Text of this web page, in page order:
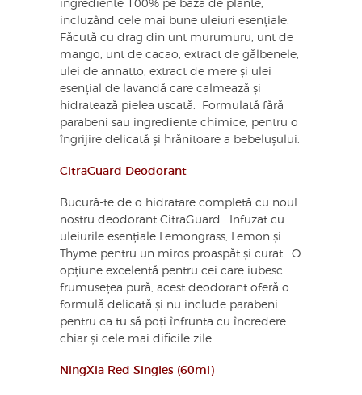
ingrediente 100% pe bază de plante,
incluzând cele mai bune uleiuri esențiale.
Făcută cu drag din unt murumuru, unt de
mango, unt de cacao, extract de gălbenele,
ulei de annatto, extract de mere și ulei
esențial de lavandă care calmează și
hidratează pielea uscată. Formulată fără
parabeni sau ingrediente chimice, pentru o
îngrijire delicată și hrănitoare a bebelușului.
CitraGuard Deodorant
Bucură-te de o hidratare completă cu noul
nostru deodorant CitraGuard. Infuzat cu
uleiurile esențiale Lemongrass, Lemon și
Thyme pentru un miros proaspăt și curat. O
opțiune excelentă pentru cei care iubesc
frumusețea pură, acest deodorant oferă o
formulă delicată și nu include parabeni
pentru ca tu să poți înfrunta cu încredere
chiar și cele mai dificile zile.
NingXia Red Singles (60ml)